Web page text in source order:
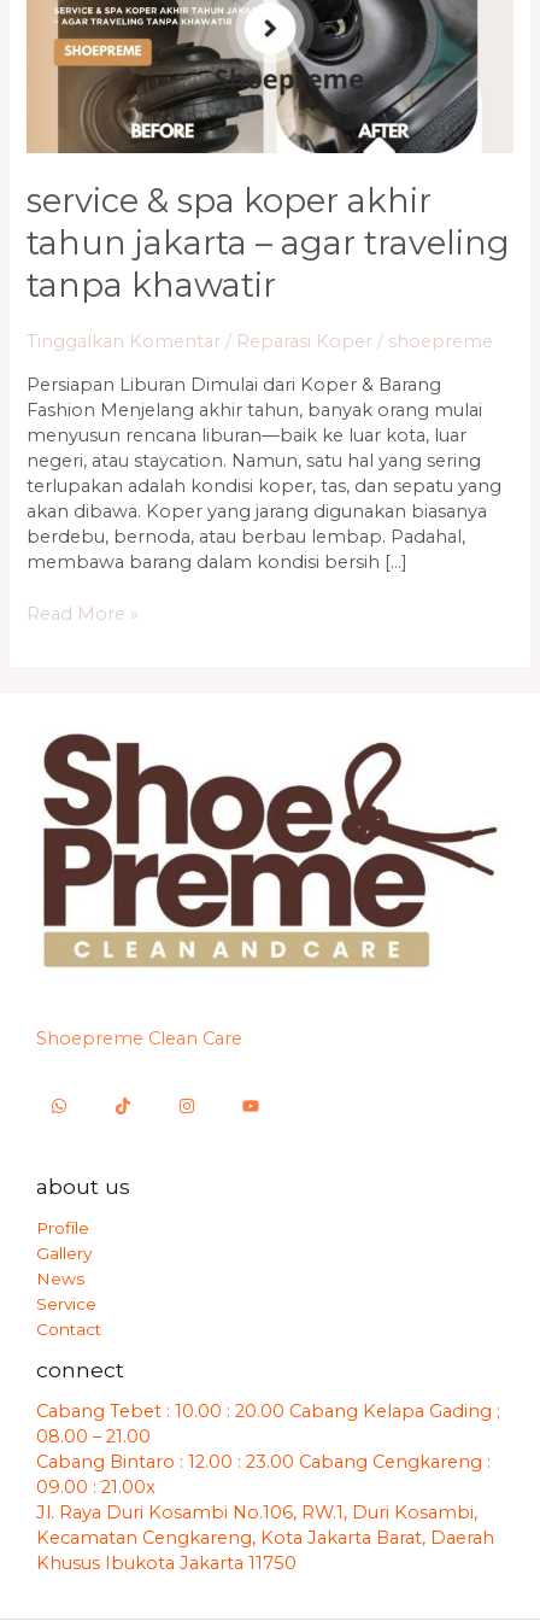
service & spa koper akhir
tahun jakarta – agar traveling
tanpa khawatir
Tinggalkan Komentar / Reparasi Koper / shoepreme
Persiapan Liburan Dimulai dari Koper & Barang
Fashion Menjelang akhir tahun, banyak orang mulai
menyusun rencana liburan—baik ke luar kota, luar
negeri, atau staycation. Namun, satu hal yang sering
terlupakan adalah kondisi koper, tas, dan sepatu yang
akan dibawa. Koper yang jarang digunakan biasanya
berdebu, bernoda, atau berbau lembap. Padahal,
membawa barang dalam kondisi bersih […]
Tahun
Jakarta
Traveling
Read More »
Shoepreme Clean Care
about us
Profile
Gallery
News
Service
Contact
connect
Cabang Tebet : 10.00 : 20.00 Cabang Kelapa Gading ;
08.00 – 21.00
Cabang Bintaro : 12.00 : 23.00 Cabang Cengkareng :
09.00 : 21.00x
Jl. Raya Duri Kosambi No.106, RW.1, Duri Kosambi,
Kecamatan Cengkareng, Kota Jakarta Barat, Daerah
Khusus Ibukota Jakarta 11750